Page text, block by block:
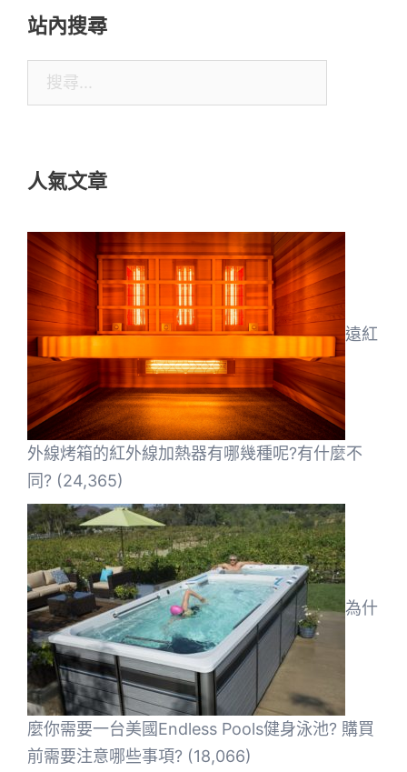
站內搜尋
字:
人氣文章
遠紅
外線烤箱的紅外線加熱器有哪幾種呢?有什麼不
同? (24,365)
為什
麼你需要一台美國Endless Pools健身泳池? 購買
前需要注意哪些事項? (18,066)